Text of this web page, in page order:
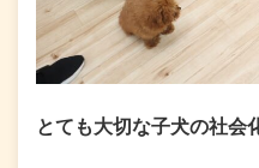
とても大切な子犬の社会